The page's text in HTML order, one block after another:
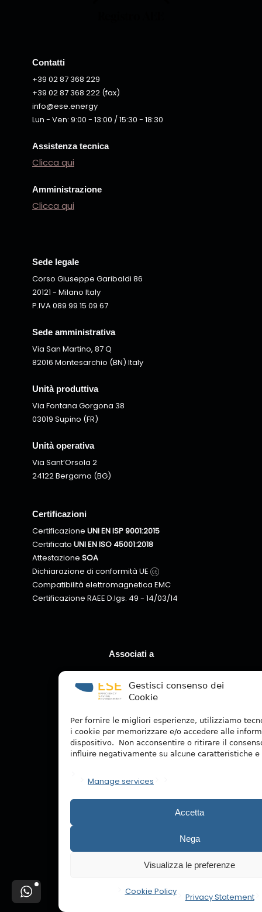
Gestisci consenso dei
Cookie
Per fornire le migliori esperienze, utilizziamo
i cookie per memorizzare e/o accedere alle
dispositivo. Non acconsentire o ritirare il
influire negativamente su alcune caratteristiche e
Manage services
Accetta
Nega
Visualizza le preferenze
Cookie Policy
Privacy Statement
Contatti
+39 02 87 368 229
+39 02 87 368 222 (fax)
info@ese.energy
Lun - Ven: 9:00 - 13:00 / 15:30 - 18:30
Assistenza tecnica
Clicca qui
Amministrazione
Clicca qui
Sede legale
Corso Giuseppe Garibaldi 86
20121 - Milano Italy
P.IVA 089 99 15 09 67
Sede amministrativa
Via San Martino, 87 Q
82016 Montesarchio (BN) Italy
Unità produttiva
Via Fontana Gorgona 38
03019 Supino (FR)
Unità operativa
Via Sant’Orsola 2
24122 Bergamo (BG)
Certificazioni
Certificazione UNI EN ISP 9001:2015
Certificato UNI EN ISO 45001:2018
Attestazione SOA
Dichiarazione di conformità UE
Compatibilità elettromagnetica EMC
Certificazione RAEE D.lgs. 49 - 14/03/14
Associati a